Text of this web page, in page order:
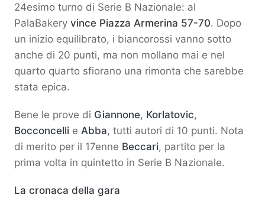
24esimo turno di Serie B Nazionale: al
PalaBakery vince Piazza Armerina 57-70. Dopo
un inizio equilibrato, i biancorossi vanno sotto
anche di 20 punti, ma non mollano mai e nel
quarto quarto sfiorano una rimonta che sarebbe
stata epica.
Bene le prove di Giannone, Korlatovic,
Bocconcelli e Abba, tutti autori di 10 punti. Nota
di merito per il 17enne Beccari, partito per la
prima volta in quintetto in Serie B Nazionale.
La cronaca della gara